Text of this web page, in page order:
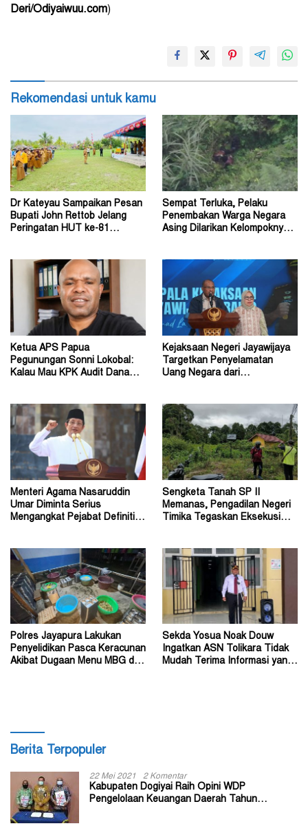
Deri/Odiyaiwuu.com)
Rekomendasi untuk kamu
Dr Kateyau Sampaikan Pesan
Bupati John Rettob Jelang
Peringatan HUT ke-81
Sempat Terluka, Pelaku
Penembakan Warga Negara
Asing Dilarikan Kelompoknya
Ketua APS Papua
Pegunungan Sonni Lokobal:
Kalau Mau KPK Audit Dana
Kejaksaan Negeri Jayawijaya
Targetkan Penyelamatan
Uang Negara dari
Menteri Agama Nasaruddin
Umar Diminta Serius
Mengangkat Pejabat Definitif
Sengketa Tanah SP II
Memanas, Pengadilan Negeri
Timika Tegaskan Eksekusi
Polres Jayapura Lakukan
Penyelidikan Pasca Keracunan
Akibat Dugaan Menu MBG di
Sekda Yosua Noak Douw
Ingatkan ASN Tolikara Tidak
Mudah Terima Informasi yang
Berita Terpopuler
22 Mei 2021 2 Komentar
Kabupaten Dogiyai Raih Opini WDP
Pengelolaan Keuangan Daerah Tahun